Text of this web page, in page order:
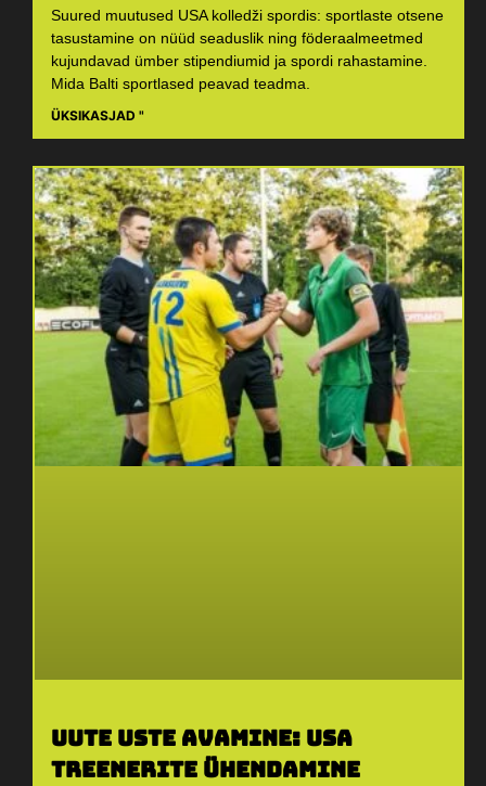
Suured muutused USA kolledži spordis: sportlaste otsene
tasustamine on nüüd seaduslik ning föderaalmeetmed
kujundavad ümber stipendiumid ja spordi rahastamine.
Mida Balti sportlased peavad teadma.
ÜKSIKASJAD "
Uute uste avamine: USA
treenerite ühendamine